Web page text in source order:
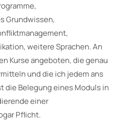
Grundwissen,
weitere Sprachen. An
Kurse angeboten, die genau
und die ich jedem ans
die Belegung eines Moduls in
einer
Pflicht.